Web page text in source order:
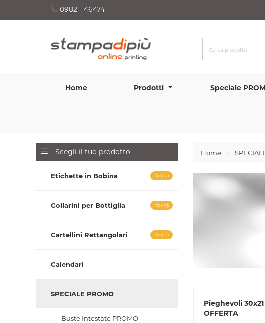
0982 - 46474
Home Prodotti Speciale
Scegli il tuo prodotto
Etichette in Bobina Novità
Collarini per Bottiglia Novità
Cartellini Rettangolari Novità
Calendari
SPECIALE PROMO
Buste Intestate PROMO
Home
Pieghevoli 30x21
OFFERTA